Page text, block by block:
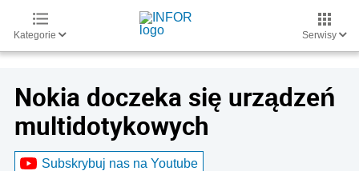
Kategorie Serwisy
Nokia doczeka się urządzeń
multidotykowych
Subskrybuj nas na Youtube